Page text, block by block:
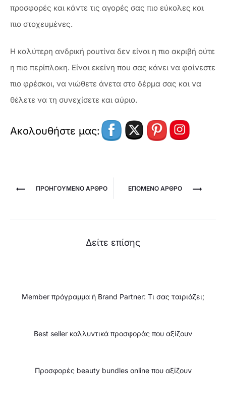
προσφορές και κάντε τις αγορές σας πιο εύκολες και
πιο στοχευμένες.
Η καλύτερη ανδρική ρουτίνα δεν είναι η πιο ακριβή ούτε
η πιο περίπλοκη. Είναι εκείνη που σας κάνει να φαίνεστε
πιο φρέσκοι, να νιώθετε άνετα στο δέρμα σας και να
θέλετε να τη συνεχίσετε και αύριο.
Ακολουθήστε μας:
Πλοήγηση
ΠΡΟΗΓΟΎΜΕΝΟ ΆΡΘΡΟ ΕΠΌΜΕΝΟ ΑΡΘΡΟ
Δείτε επίσης
Member πρόγραμμα ή Brand Partner: Τι σας ταιριάζει;
Best seller καλλυντικά προσφοράς που αξίζουν
Προσφορές beauty bundles online που αξίζουν